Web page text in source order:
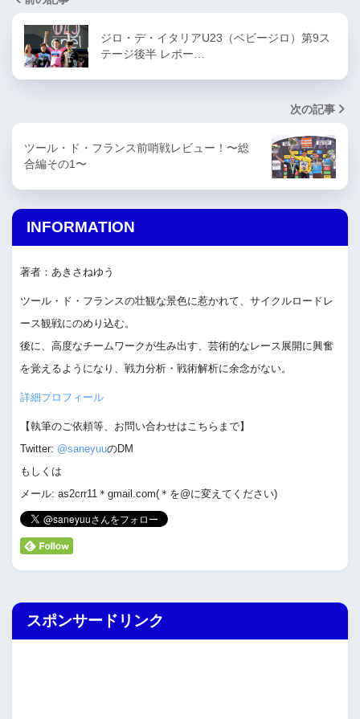
ジロ・デ・イタリアU23（ベビージロ）第9ス
テージ後半 レポー…
次の記事
ツール・ド・フランス前哨戦レビュー！〜総
合編その1〜
INFORMATION
著者：あきさねゆう
ツール・ド・フランスの壮観な景色に惹かれて、サイクルロードレ
ース観戦にのめり込む。
後に、高度なチームワークが生み出す、芸術的なレース展開に興奮
を覚えるようになり、戦力分析・戦術解析に余念がない。
詳細プロフィール
【執筆のご依頼等、お問い合わせはこちらまで】
Twitter: @saneyuuのDM
もしくは
メール: as2crr11＊gmail.com(＊を@に変えてください)
スポンサードリンク